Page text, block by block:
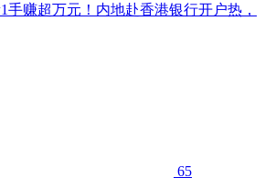
手赚超万元！内地赴香港银行开户热，
65